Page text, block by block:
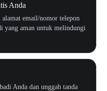
Anda
email/nomor telepon
yang aman untuk melindungi
Anda dan unggah tanda